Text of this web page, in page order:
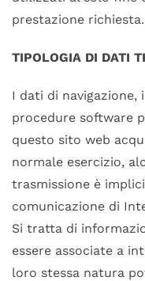
prestazione richiesta.
TIPOLOGIA DI DATI
I dati di
procedure software
questo sito web
normale esercizio,
trasmissione è
comunicazione di
Si tratta di
essere associate a
loro stessa natura